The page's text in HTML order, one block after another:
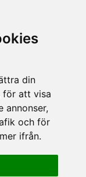
din
för att visa
annonser,
och för
ifrån.